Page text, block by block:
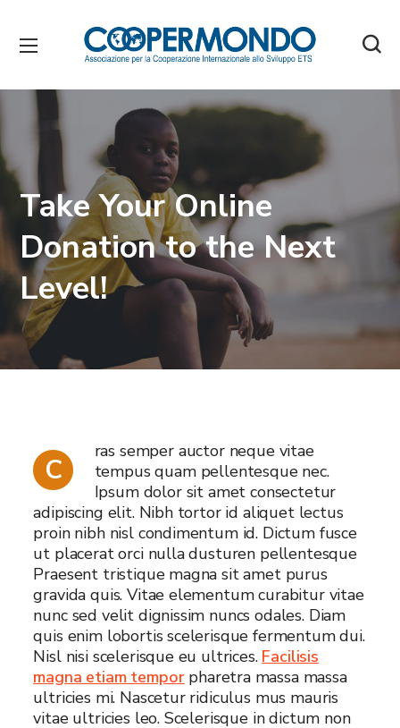
Take Your Online
Donation to the Next
Level!
C
ras semper auctor neque vitae
tempus quam pellentesque nec.
Ipsum dolor sit amet consectetur
adipiscing elit. Nibh tortor id aliquet lectus
proin nibh nisl condimentum id. Dictum fusce
ut placerat orci nulla dusturen pellentesque
Praesent tristique magna sit amet purus
gravida quis. Vitae elementum curabitur vitae
nunc sed velit dignissim nuncs odales. Diam
quis enim lobortis scelerisque fermentum dui.
Nisl nisi scelerisque eu ultrices. Facilisis
magna etiam temporpharetra massa massa
ultricies mi. Nascetur ridiculus mus mauris
vitae ultricies leo. Scelerisque in dictum non